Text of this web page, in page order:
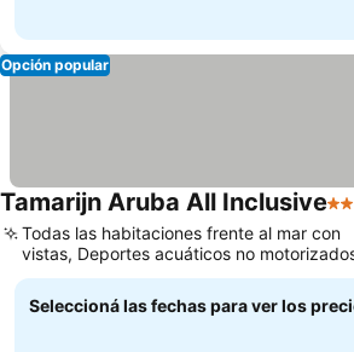
Opción popular
Tamarijn Aruba All Inclusive4
Todas las habitaciones frente al mar con
vistas, Deportes acuáticos no
para todos los gustos
Seleccioná las fechas para ver los